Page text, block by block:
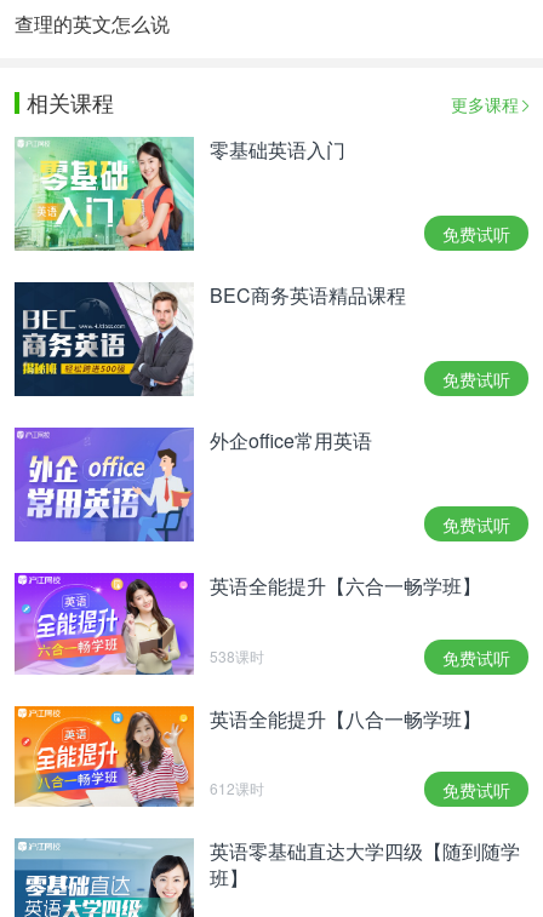
查理的英文怎么说
相关课程 更多课程
零基础英语入门
免费试听
BEC商务英语精品课程
免费试听
外企office常用英语
免费试听
英语全能提升【六合一畅学班】
538课时 免费试听
英语全能提升【八合一畅学班】
612课时 免费试听
英语零基础直达大学四级【随到随学
班】